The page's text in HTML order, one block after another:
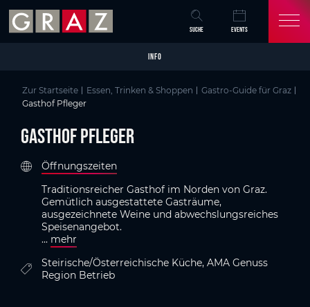
Skip to main content
Skip to table of contents
Skip to main navigation
SUCHE EVENTS
INFO
Zur Startseite Essen, Trinken & Shoppen
Gastro-Guide für Graz
Gasthof Pfleger
Gasthof Pfleger
Öffnungszeiten
Traditionsreicher Gasthof im Norden von Graz.
Gemütlich ausgestattete Gasträume,
ausgezeichnete Weine und abwechslungsreiches
Speisenangebot.
... mehr
Steirische/Österreichische Küche, AMA Genuss
Region Betrieb